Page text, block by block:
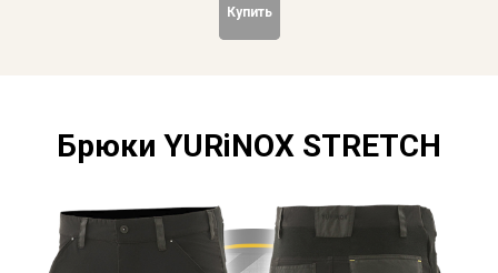
Купить
Брюки YURiNOX STRETCH